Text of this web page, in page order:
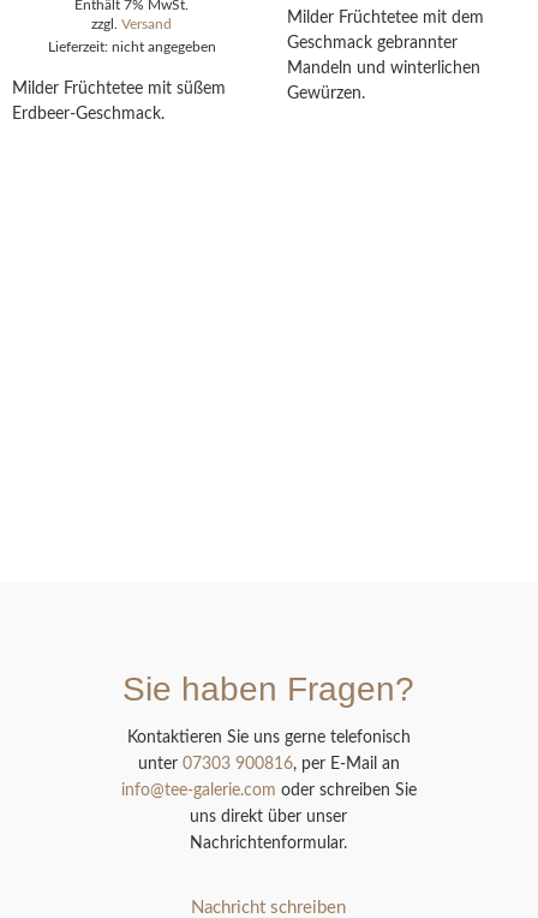
Enthält 7% MwSt.
zzgl. Versand
Lieferzeit: nicht angegeben
Milder Früchtetee mit süßem
Erdbeer-Geschmack.
Milder Früchtetee mit dem
Geschmack gebrannter
Mandeln und winterlichen
Gewürzen.
Sie haben Fragen?
Kontaktieren Sie uns gerne telefonisch
unter 07303 900816, per E-Mail an
info@tee-galerie.com oder schreiben Sie
uns direkt über unser
Nachrichtenformular.
Nachricht schreiben